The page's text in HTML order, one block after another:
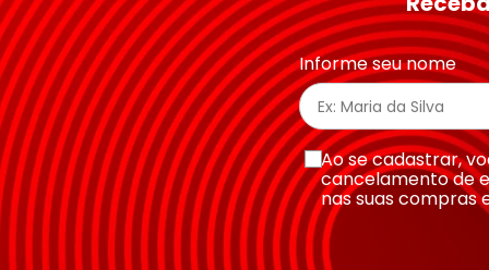
Endereço de email
Escreva uma avaliação
Informe seu nome
Ao se cadastrar,
cancelamento de
nas suas compras